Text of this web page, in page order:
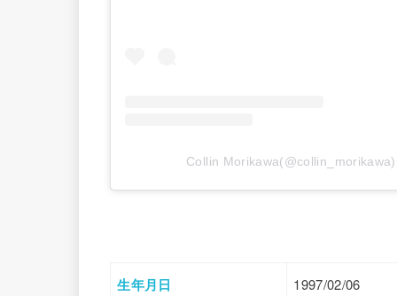
Collin
生年月日 1997/02/06